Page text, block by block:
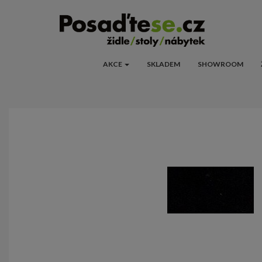
AKCE SKLADEM SHOWROOM